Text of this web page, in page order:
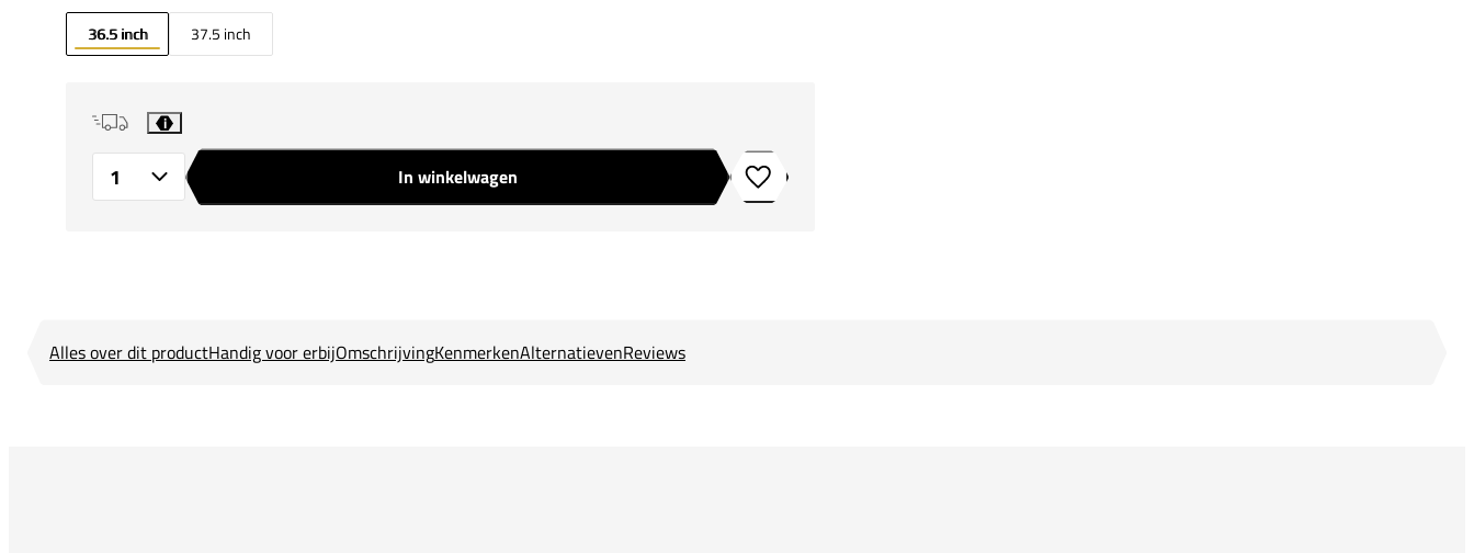
36.5 inch 37.5 inch
i
In winkelwagen Toevoegen aan verlanglijstje
Alles over dit productHandig voor erbijOmschrijvingKenmerkenAlternatievenReviews